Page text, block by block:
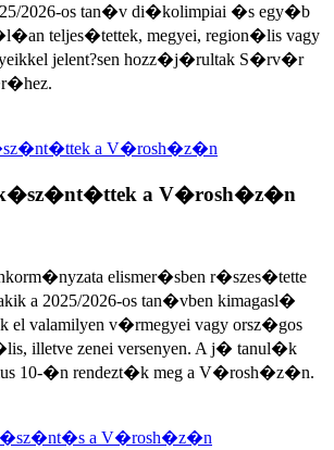
2026-os tan�v di�kolimpiai �s egy�b
teljes�tettek, megyei, region�lis vagy
jelent?sen hozz�j�rultak S�rv�r
a V�rosh�z�n
elismer�sben r�szes�tette
a 2025/2026-os tan�vben kimagasl�
el valamilyen v�rmegyei vagy orsz�gos
illetve zenei versenyen. A j� tanul�k
10-�n rendezt�k meg a V�rosh�z�n.